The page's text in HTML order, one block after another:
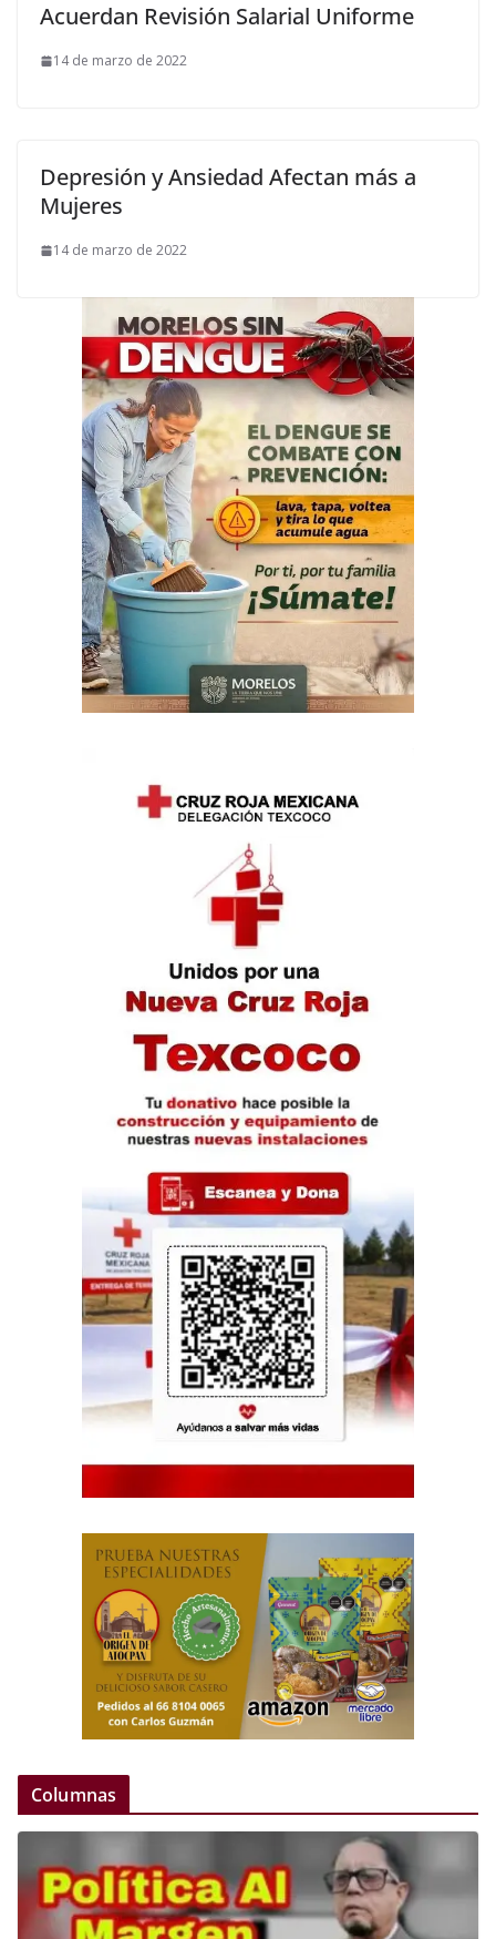
Acuerdan Revisión Salarial Uniforme
14 de marzo de 2022
Depresión y Ansiedad Afectan más a
Mujeres
14 de marzo de 2022
Columnas